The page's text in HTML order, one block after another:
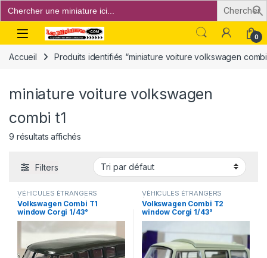
Search
for:
Open 0
Accueil Produits identifiés “miniature voiture volkswagen combi
miniature voiture volkswagen
combi t1
9 résultats affichés
Filters
VÉHICULES ÉTRANGERS
(voitures,camions ...)
Volkswagen Combi T1
window Corgi 1/43°
VÉHICULES ÉTRANGERS
(voitures,camions ...)
Volkswagen Combi T2
window Corgi 1/43°